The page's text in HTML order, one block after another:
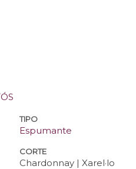
TIPO
Espumante
CORTE
Chardonnay | Xarel·lo